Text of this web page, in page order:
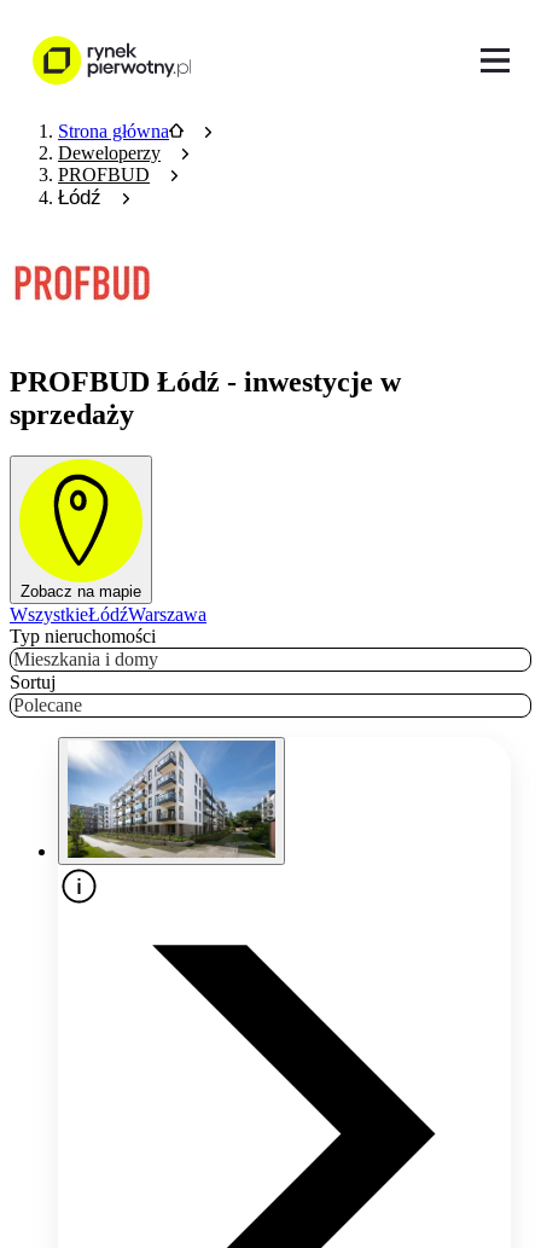
Strona główna
Deweloperzy
PROFBUD
Łódź
PROFBUD Łódź - inwestycje w
sprzedaży
Zobacz na mapie
WszystkieŁódźWarszawa
Typ nieruchomości
Mieszkania i domy
Sortuj
Polecane